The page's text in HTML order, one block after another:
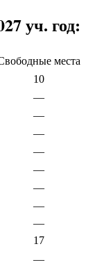
уч. год:
места
10
—
—
—
—
—
—
—
—
17
—